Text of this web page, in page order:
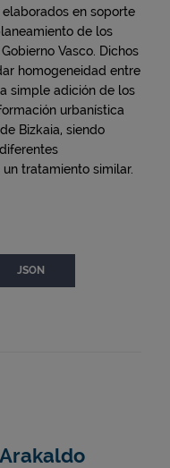
en soporte
de los
Vasco. Dichos
homogeneidad entre
simple adición de los
urbanística
Bizkaia, siendo
tratamiento similar.
JSON